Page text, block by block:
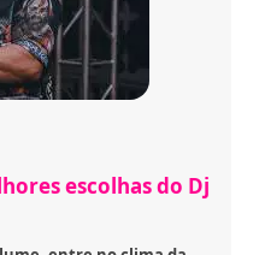
escolhas do Dj